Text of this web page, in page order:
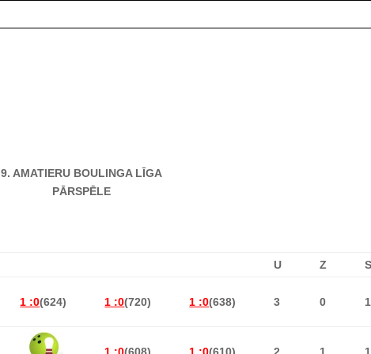
9. AMATIERU BOULINGA LĪGA
PĀRSPĒLE
U Z
1 :0(624) 1 :0(720) 1 :0(638) 3 0